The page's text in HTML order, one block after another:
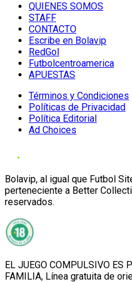
QUIENES SOMOS
STAFF
CONTACTO
Escribe en Bolavip
RedGol
Futbolcentroamerica
APUESTAS
Términos y Condiciones
Políticas de Privacidad
Política Editorial
Ad Choices
Bolavip, al igual que Futbol
perteneciente a Better
reservados.
EL JUEGO COMPULSIVO ES
FAMILIA, Línea gratuita de